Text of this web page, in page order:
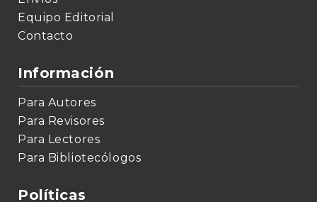
Equipo Editorial
Contacto
Información
Para Autores
Para Revisores
Para Lectores
Para Bibliotecólogos
Políticas